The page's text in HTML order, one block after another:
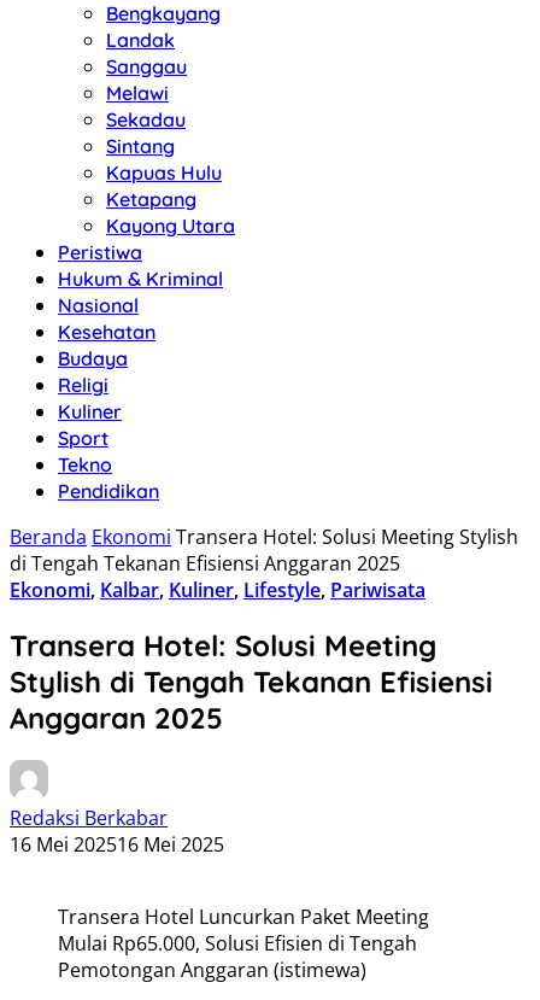
Bengkayang
Landak
Sanggau
Melawi
Sekadau
Sintang
Kapuas Hulu
Ketapang
Kayong Utara
Peristiwa
Hukum & Kriminal
Nasional
Kesehatan
Budaya
Religi
Kuliner
Sport
Tekno
Pendidikan
Beranda Ekonomi Transera Hotel: Solusi Meeting Stylish
di Tengah Tekanan Efisiensi Anggaran 2025
Ekonomi, Kalbar, Kuliner, Lifestyle, Pariwisata
Transera Hotel: Solusi Meeting
Stylish di Tengah Tekanan Efisiensi
Anggaran 2025
Redaksi Berkabar
16 Mei 202516 Mei 2025
Transera Hotel Luncurkan Paket Meeting
Mulai Rp65.000, Solusi Efisien di Tengah
Pemotongan Anggaran (istimewa)